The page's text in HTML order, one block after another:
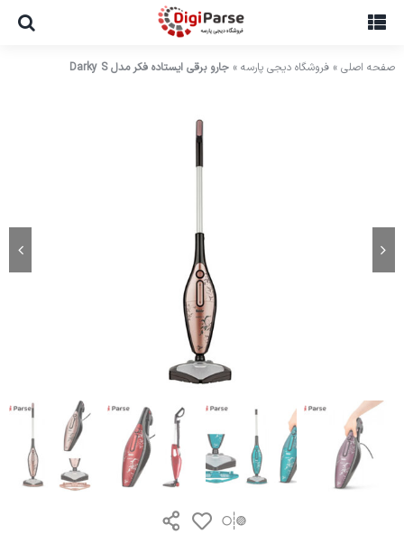
صفحه اصلی » فروشگاه دیجی پارسه » جارو برقی ایستاده فکر مدل Darky S